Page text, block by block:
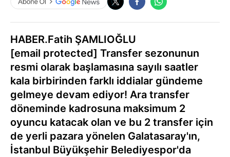
HABER.Fatih ŞAMLIOĞLU
[email protected] Transfer sezonunun
resmi olarak başlamasına sayılı saatler
kala birbirinden farklı iddialar gündeme
gelmeye devam ediyor! Ara transfer
döneminde kadrosuna maksimum 2
oyuncu katacak olan ve bu 2 transfer için
de yerli pazara yönelen Galatasaray'ın,
İstanbul Büyükşehir Belediyespor'da